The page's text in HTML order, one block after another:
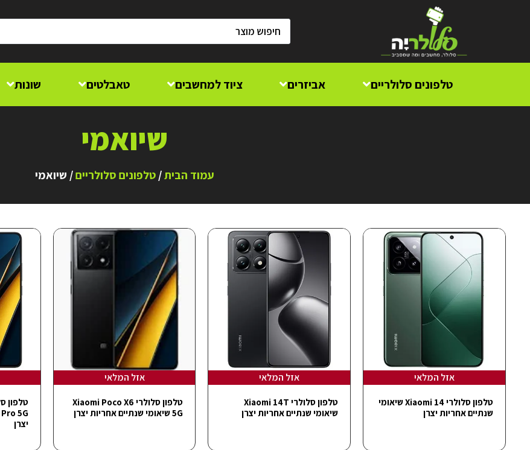
טלפונים סלולריים אביזרים ציוד למחשבים טאבלטים שונות
שיואמי
עמוד הבית/טלפונים סלולריים/ שיואמי
אזל המלאי
טלפון סלולרי Xiaomi 14 שיאומי
שנתיים אחריות יצרן
אזל המלאי
טלפון סלולרי Xiaomi 14T
שיאומי שנתיים אחריות יצרן
אזל המלאי
טלפון סלולרי Xiaomi Poco X6
5G שיאומי שנתיים אחריות יצרן
יצרן